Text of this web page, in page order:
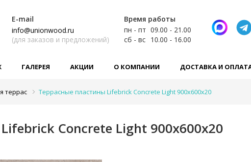
Время работы
пн - пт 09.00 - 21.00
сб - вс 10.00 - 16.00
E-mail
info@unionwood.ru
(для заказов и предложений)
ГАЛЕРЕЯ АКЦИИ О КОМПАНИИ ДОСТАВКА И
террас Террасные пластины Lifebrick Concrete Light 900х600х20
Concrete Light 900х600х20